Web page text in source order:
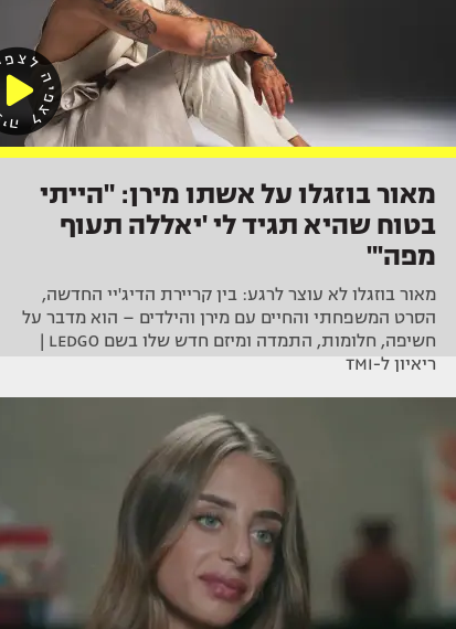
מאור בוזגלו על אשתו מירן: "הייתי
בטוח שהיא תגיד לי 'יאללה תעוף
מפה'"
מאור בוזגלו לא עוצר לרגע: בין קריירת הדיג'יי החדשה,
הסרט המשפחתי והחיים עם מירן והילדים – הוא מדבר על
חשיפה, חלומות, התמדה ומיזם חדש שלו בשם LEDGO |
ריאיון ל-TMI